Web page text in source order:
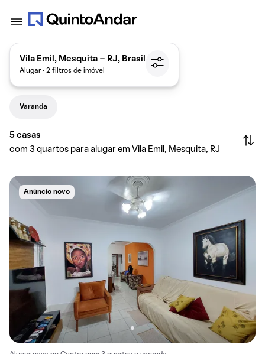
Vila Emil, Mesquita - RJ, Brasil
Alugar · 2 filtros de imóvel
Varanda
5 casas
com 3 quartos para alugar em Vila Emil, Mesquita, RJ
Anúncio novo